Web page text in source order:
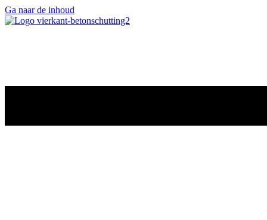
Ga naar de inhoud